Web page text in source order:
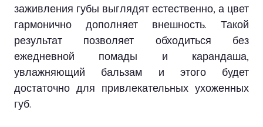
заживления губы выглядят естественно, а цвет
гармонично дополняет внешность. Такой
результат позволяет обходиться без
ежедневной помады и карандаша,
увлажняющий бальзам и этого будет
достаточно для привлекательных ухоженных
губ.